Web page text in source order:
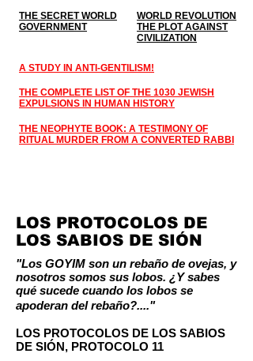
THE SECRET WORLD
GOVERNMENT
WORLD REVOLUTION
THE PLOT AGAINST
CIVILIZATION
A STUDY IN ANTI-GENTILISM!
THE COMPLETE LIST OF THE 1030 JEWISH
EXPULSIONS IN HUMAN HISTORY
THE NEOPHYTE BOOK: A TESTIMONY OF
RITUAL MURDER FROM A CONVERTED RABBI
LOS PROTOCOLOS DE
LOS SABIOS DE SIÓN
"Los GOYIM son un rebaño de ovejas, y
nosotros somos sus lobos. ¿Y sabes
qué sucede cuando los lobos se
apoderan del rebaño?...."
LOS PROTOCOLOS DE LOS SABIOS
DE SIÓN, PROTOCOLO 11